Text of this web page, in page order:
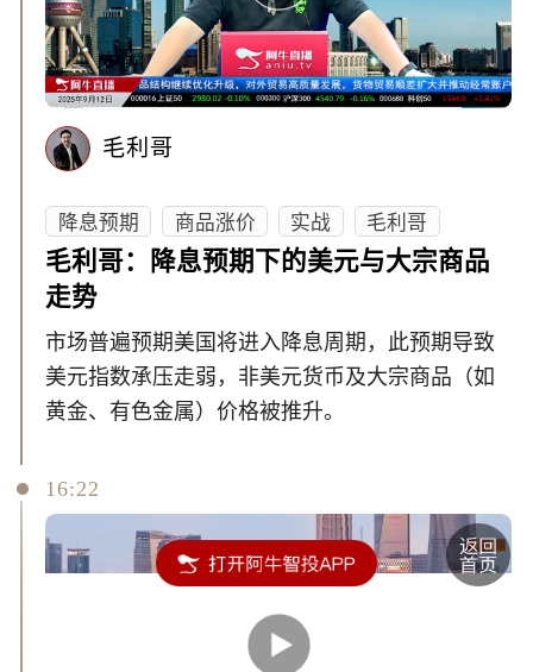
毛利哥
降息预期 商品涨价 实战
毛利哥
毛利哥：降息预期下的美元与大宗商品
走势
市场普遍预期美国将进入降息周期，此预期导致
美元指数承压走弱，非美元货币及大宗商品（如
黄金、有色金属）价格被推升。
16:22